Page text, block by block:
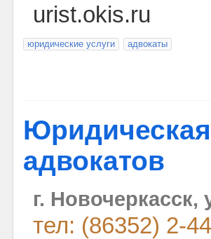
urist.okis.ru
юридические услуги адвокаты
адвокатов
г. Новочеркасск,
тел: (86352) 2-